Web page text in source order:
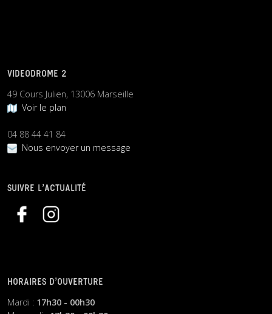
VIDEODROME 2
49 Cours Julien, 13006 Marseille
Voir le plan
04 88 44 41 84
Nous envoyer un message
SUIVRE L’ACTUALITÉ
HORAIRES D’OUVERTURE
Mardi : 17h30 - 00h30